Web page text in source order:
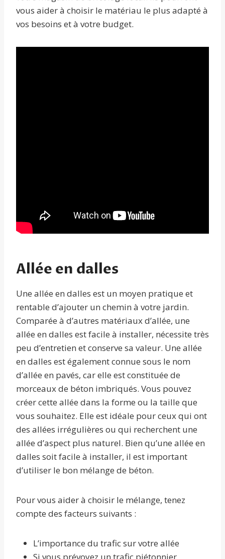
vous aider à choisir le matériau le plus adapté à
vos besoins et à votre budget.
Allée en dalles
Une allée en dalles est un moyen pratique et
rentable d’ajouter un chemin à votre jardin.
Comparée à d’autres matériaux d’allée, une
allée en dalles est facile à installer, nécessite très
peu d’entretien et conserve sa valeur. Une allée
en dalles est également connue sous le nom
d’allée en pavés, car elle est constituée de
morceaux de béton imbriqués. Vous pouvez
créer cette allée dans la forme ou la taille que
vous souhaitez. Elle est idéale pour ceux qui ont
des allées irrégulières ou qui recherchent une
allée d’aspect plus naturel. Bien qu’une allée en
dalles soit facile à installer, il est important
d’utiliser le bon mélange de béton.
Pour vous aider à choisir le mélange, tenez
compte des facteurs suivants :
L’importance du trafic sur votre allée